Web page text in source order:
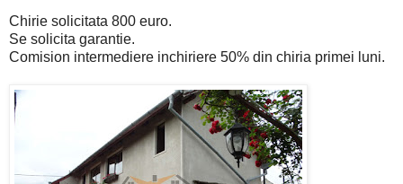
Chirie solicitata 800 euro.
Se solicita garantie.
Comision intermediere inchiriere 50% din chiria primei luni.